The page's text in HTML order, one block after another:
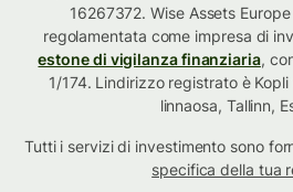
16267372. Wise Assets
regolamentata come impresa di
estone di vigilanza finanziaria,
1/174. Lindirizzo registrato è
linnaosa, Tallinn,
Tutti i servizi di investimento sono
specifica della tua